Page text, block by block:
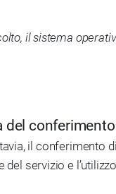
il sistema
il conferimento
servizio e